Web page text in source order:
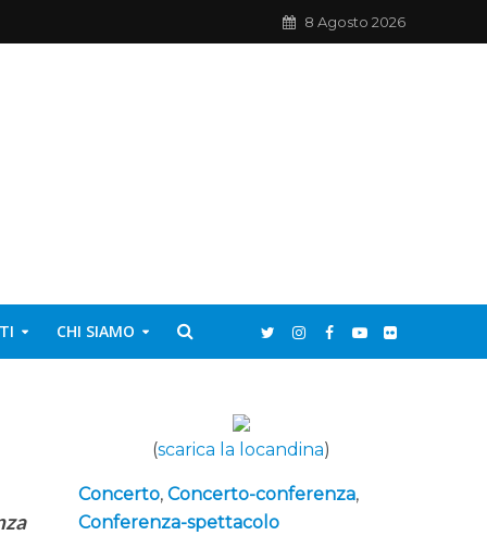
8 Agosto 2026
CHI SIAMO
(scarica la locandina)
Concerto,Concerto-conferenza,
Conferenza-spettacolo